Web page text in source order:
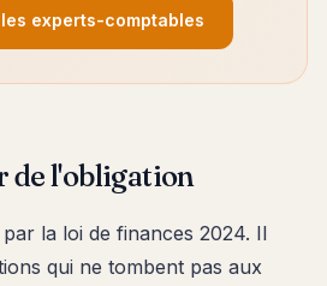
experts-comptables
de l'obligation
la loi de finances 2024. Il
qui ne tombent pas aux